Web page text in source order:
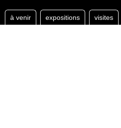
à venir expositions visites